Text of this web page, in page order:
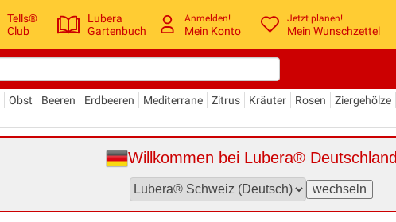
Tells®
Club
Lubera
Gartenbuch
Anmelden!
Mein Konto
Jetzt planen!
Mein Wunschzettel
Obst Beeren Erdbeeren Mediterrane Zitrus Kräuter Rosen Ziergehölze
Willkommen bei Lubera® Deutschland